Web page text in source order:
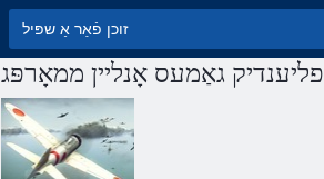
פליענדיק גאַמעס אָנליין ממאָרפּג